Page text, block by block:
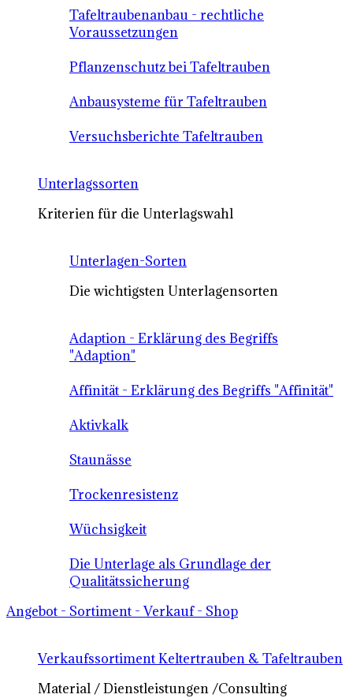
Tafeltraubenanbau - rechtliche
Voraussetzungen
Pflanzenschutz bei Tafeltrauben
Anbausysteme für Tafeltrauben
Versuchsberichte Tafeltrauben
Unterlagssorten
Kriterien für die Unterlagswahl
Unterlagen-Sorten
Die wichtigsten Unterlagensorten
Adaption - Erklärung des Begriffs
"Adaption"
Affinität - Erklärung des Begriffs "Affinität"
Aktivkalk
Staunässe
Trockenresistenz
Wüchsigkeit
Die Unterlage als Grundlage der
Qualitätssicherung
Angebot - Sortiment - Verkauf - Shop
Verkaufssortiment Keltertrauben & Tafeltrauben
Material / Dienstleistungen /Consulting